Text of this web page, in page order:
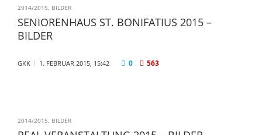
2014/2015, BILDER
SENIORENHAUS ST. BONIFATIUS 2015 –
BILDER
GKK 1. FEBRUAR 2015, 15:42 0 563
2014/2015, BILDER